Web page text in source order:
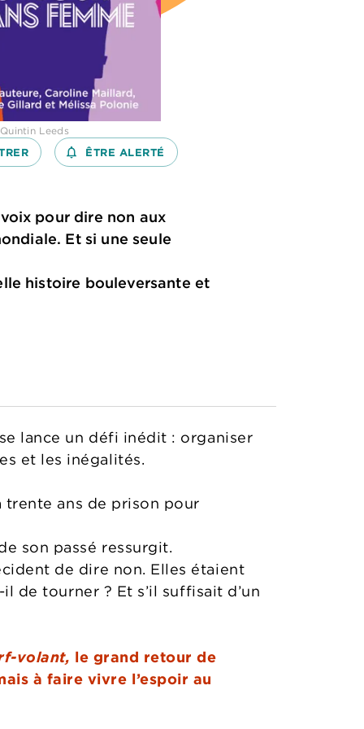
Leeds
notifications_none_outlined
ÊTRE ALERTÉ
pour dire non aux
Et si une seule
histoire bouleversante et
lance un défi inédit : organiser
et les inégalités.
trente ans de prison pour
son passé ressurgit.
de dire non. Elles étaient
de tourner ? Et s’il suffisait d’un
volant, le grand retour de
à faire vivre l’espoir au